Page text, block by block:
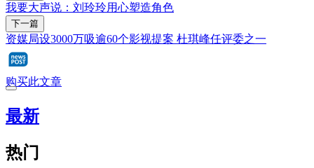
我要大声说：刘玲玲用心塑造角色
下一篇
资媒局设3000万吸逾60个影视提案 杜琪峰任评委之一
购买此文章
最新
热门